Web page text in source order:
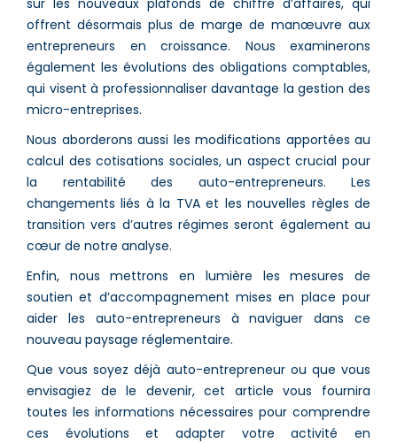
offrent désormais plus de marge de manœuvre aux
entrepreneurs en croissance. Nous examinerons
également les évolutions des obligations comptables,
qui visent à professionnaliser davantage la gestion des
micro-entreprises.
Nous aborderons aussi les modifications apportées au
calcul des cotisations sociales, un aspect crucial pour
la rentabilité des auto-entrepreneurs. Les
changements liés à la TVA et les nouvelles règles de
transition vers d’autres régimes seront également au
cœur de notre analyse.
Enfin, nous mettrons en lumière les mesures de
soutien et d’accompagnement mises en place pour
aider les auto-entrepreneurs à naviguer dans ce
nouveau paysage réglementaire.
Que vous soyez déjà auto-entrepreneur ou que vous
envisagiez de le devenir, cet article vous fournira
toutes les informations nécessaires pour comprendre
ces évolutions et adapter votre activité en